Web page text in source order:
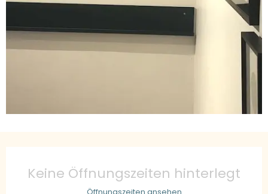
Keine Öffnungszeiten hinterlegt
Öffnungszeiten ansehen